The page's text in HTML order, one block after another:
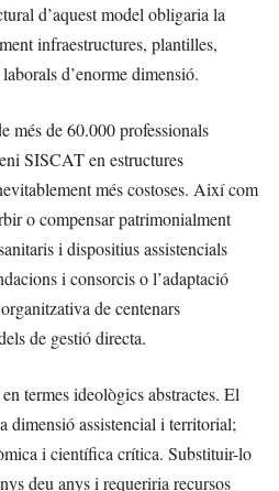
d’aquest model obligaria la
infraestructures, plantilles,
d’enorme dimensió.
més de 60.000 professionals
SISCAT en estructures
més costoses. Així com
o compensar patrimonialment
i dispositius assistencials
i consorcis o l’adaptació
de centenars
de gestió directa.
termes ideològics abstractes. El
dimensió assistencial i territorial;
i científica crítica. Substituir-lo
deu anys i requeriria recursos